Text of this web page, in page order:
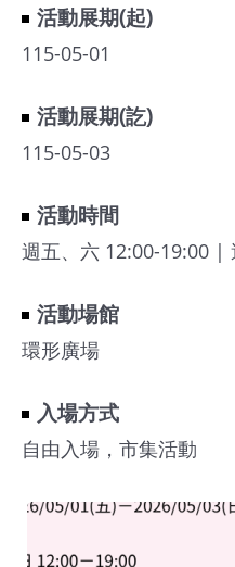
活動展期(起)
115-05-01
活動展期(訖)
115-05-03
活動時間
週五、六 12:00-19:00 |
活動場館
環形廣場
入場方式
自由入場，市集活動